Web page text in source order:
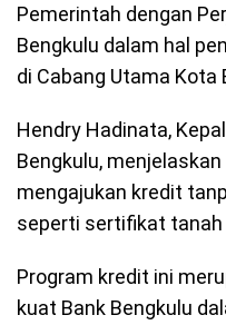
Pemerintah dengan
Bengkulu dalam hal
di Cabang Utama Kota
Hendry Hadinata,
Bengkulu,
mengajukan kredit
seperti sertifikat tanah
Program kredit ini
kuat Bank Bengkulu